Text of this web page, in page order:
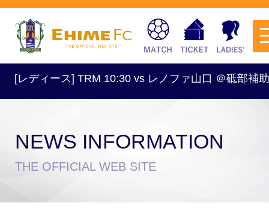
チケットを購入
ース] TRM 10:30 vs レノファ山口 ＠砥部補助競…
NEWS INFORMATION
THE OFFICIAL WEB SITE